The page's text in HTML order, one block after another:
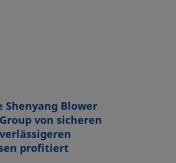
Shenyang Blower
von sicheren
profitiert